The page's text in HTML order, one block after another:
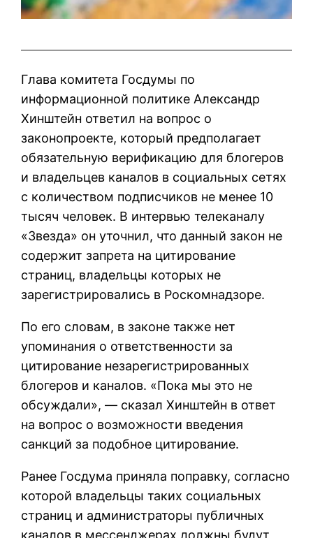
Глава комитета Госдумы по
информационной политике Александр
Хинштейн ответил на вопрос о
законопроекте, который предполагает
обязательную верификацию для блогеров
и владельцев каналов в социальных сетях
с количеством подписчиков не менее 10
тысяч человек. В интервью телеканалу
«Звезда» он уточнил, что данный закон не
содержит запрета на цитирование
страниц, владельцы которых не
зарегистрировались в Роскомнадзоре.
По его словам, в законе также нет
упоминания о ответственности за
цитирование незарегистрированных
блогеров и каналов. «Пока мы это не
обсуждали», — сказал Хинштейн в ответ
на вопрос о возможности введения
санкций за подобное цитирование.
Ранее Госдума приняла поправку, согласно
которой владельцы таких социальных
страниц и администраторы публичных
каналов в мессенджерах должны будут